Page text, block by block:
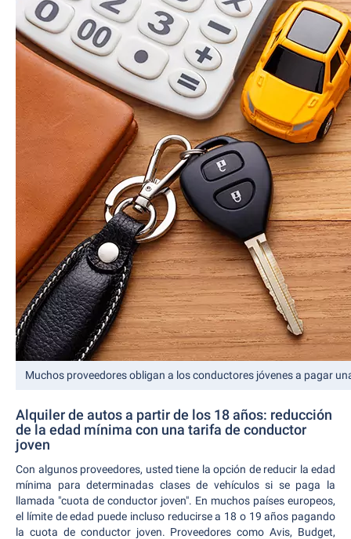
Muchos proveedores obligan a los conductores jóvenes a pagar
Alquiler de autos a partir de los 18 años: reducción
de la edad mínima con una tarifa de conductor
joven
Con algunos proveedores, usted tiene la opción de reducir la edad
mínima para determinadas clases de vehículos si se paga la
llamada "cuota de conductor joven". En muchos países europeos,
el límite de edad puede incluso reducirse a 18 o 19 años pagando
la cuota de conductor joven. Proveedores como Avis, Budget,